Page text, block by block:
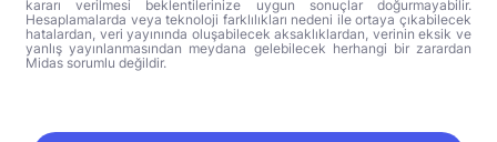
kararı verilmesi beklentilerinize uygun sonuçlar doğurmayabilir.
Hesaplamalarda veya teknoloji farklılıkları nedeni ile ortaya çıkabilecek
hatalardan, veri yayınında oluşabilecek aksaklıklardan, verinin eksik ve
yanlış yayınlanmasından meydana gelebilecek herhangi bir zarardan
Midas sorumlu değildir.